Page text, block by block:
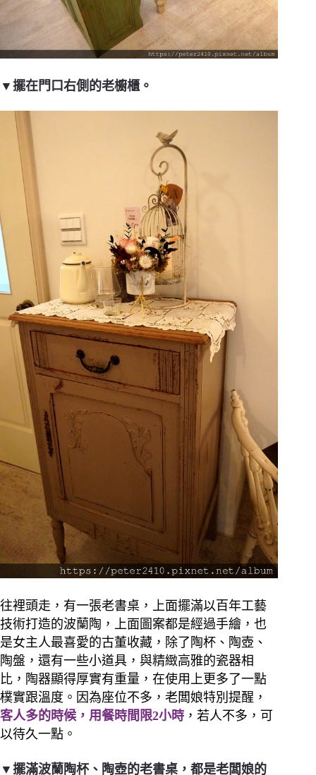
▼擺在門口右側的老櫥櫃。
往裡頭走，有一張老書桌，上面擺滿以百年工藝
技術打造的波蘭陶，上面圖案都是經過手繪，也
是女主人最喜愛的古董收藏，除了陶杯、陶壺、
陶盤，還有一些小道具，與精緻高雅的瓷器相
比，陶器顯得厚實有重量，在使用上更多了一點
樸實跟溫度。 因為座位不多，老闆娘特別提醒，
客人多的時候，用餐時間限2小時 ，若人不多，可
以待久一點。
▼擺滿波蘭陶杯、陶壺的老書桌，都是老闆娘的